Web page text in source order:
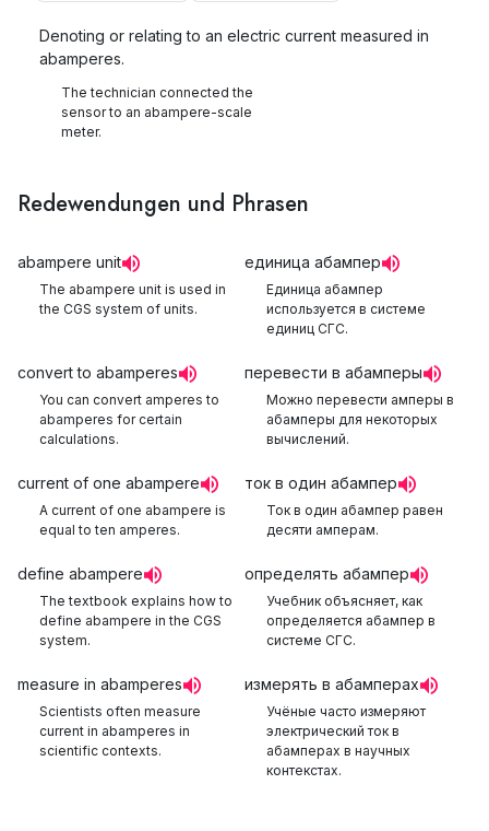
Denoting or relating to an electric current measured in
abamperes.
The technician connected the
sensor to an abampere-scale
meter.
Redewendungen und Phrasen
abampere unit
The abampere unit is used in
the CGS system of units.
единица абампер
Единица абампер
используется в системе
единиц СГС.
convert to abamperes
You can convert amperes to
abamperes for certain
calculations.
перевести в абамперы
Можно перевести амперы в
абамперы для некоторых
вычислений.
current of one abampere
A current of one abampere is
equal to ten amperes.
ток в один абампер
Ток в один абампер равен
десяти амперам.
define abampere
The textbook explains how to
define abampere in the CGS
system.
определять абампер
Учебник объясняет, как
определяется абампер в
системе СГС.
measure in abamperes
Scientists often measure
current in abamperes in
scientific contexts.
измерять в абамперах
Учёные часто измеряют
электрический ток в
абамперах в научных
контекстах.